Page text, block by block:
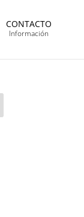
CONTACTO
Información